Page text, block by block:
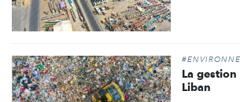
La gestion
Liban